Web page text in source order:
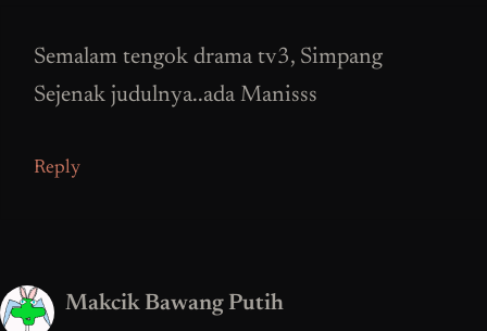
Semalam tengok drama tv3, Simpang
Sejenak judulnya..ada Manisss
Reply
Makcik Bawang Putih